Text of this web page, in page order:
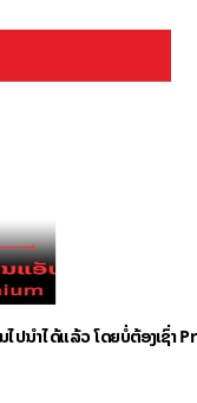
ປນຳໄດ້ແລ້ວ ໂດຍບໍ່ຕ້ອງເຊົ່າ